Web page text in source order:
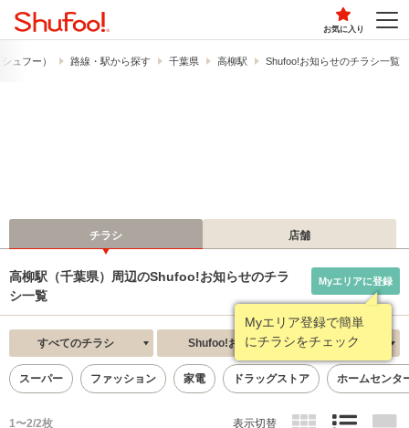
お気に入り
ュフー） 路線・駅から探す 千葉県 高柳駅 Shufoo!お知らせのチラシ一覧
チラシ 店舗
高柳駅（千葉県）周辺のShufoo!お知らせのチラ
シ一覧
Myエリア登録で簡単
にチラシをチェック
Myエリアに登録
すべてのチラシ Shufoo!お知らせ 新着順
スーパー ファッション 家電 ドラッグストア ホームセンタ
1〜2/2枚 表示切替